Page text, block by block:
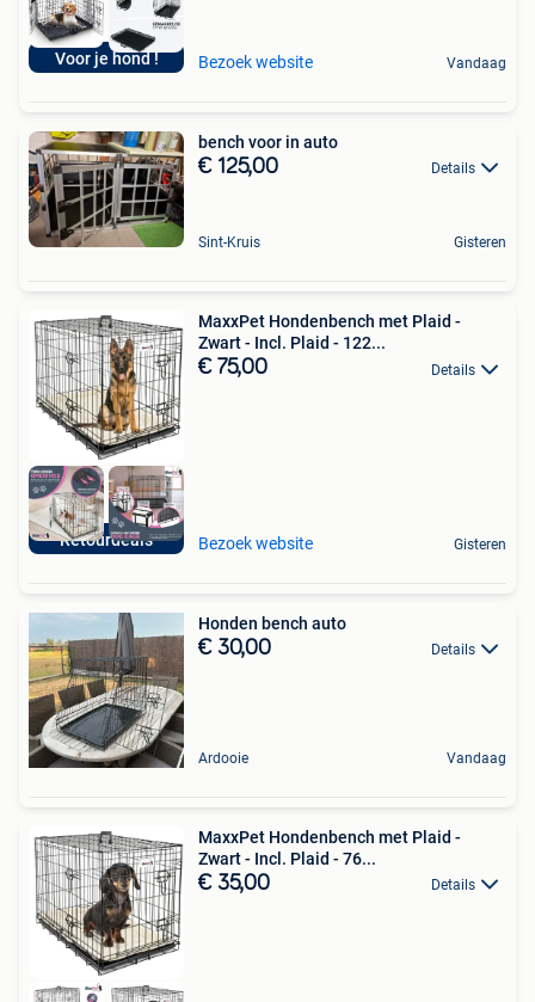
Voor je hond ! Bezoek website Vandaag
bench voor in auto
€ 125,00 Details
Sint-Kruis Gisteren
Retourdeals
MaxxPet Hondenbench met Plaid -
Zwart - Incl. Plaid - 122...
€ 75,00 Details
Bezoek website Gisteren
Honden bench auto
€ 30,00 Details
Ardooie Vandaag
MaxxPet Hondenbench met Plaid -
Zwart - Incl. Plaid - 76...
€ 35,00 Details